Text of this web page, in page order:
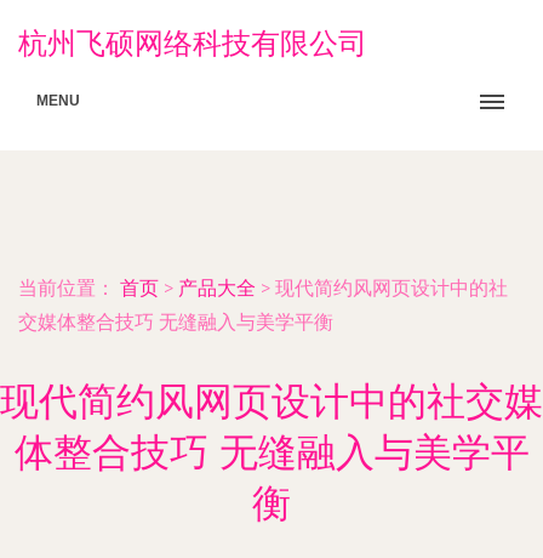
杭州飞硕网络科技有限公司
MENU
当前位置： 首页 > 产品大全 > 现代简约风网页设计中的社
交媒体整合技巧 无缝融入与美学平衡
现代简约风网页设计中的社交媒
体整合技巧 无缝融入与美学平
衡